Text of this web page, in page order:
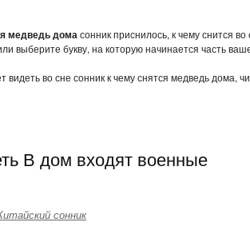
медведь домасонник приснилось, к чему снится
выберите букву, на которую начинается часть
видеть во сне сонник к чему снятся медведь дома,
В дом входят военные
сонник